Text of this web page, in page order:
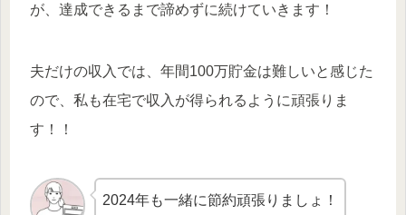
が、達成できるまで諦めずに続けていきます！
夫だけの収入では、年間100万貯金は難しいと感じた
ので、私も在宅で収入が得られるように頑張りま
す！！
2024年も一緒に節約頑張りましょ！